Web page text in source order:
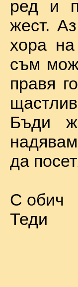
ред и
жест.
хора
съм
правя
Бъди
да
С обич
Теди